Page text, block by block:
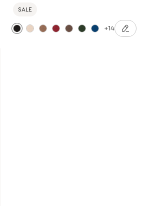
SALE
+14